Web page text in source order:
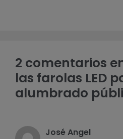
2 comentarios
las farolas LED
alumbrado
José Angel